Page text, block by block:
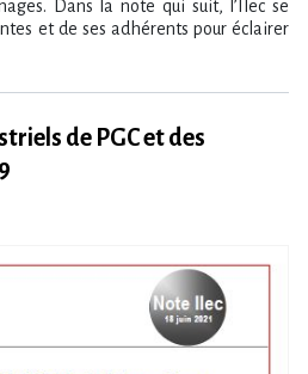
Dans la note qui suit, l’Ilec se
et de ses adhérents pour éclairer
de PGC et des